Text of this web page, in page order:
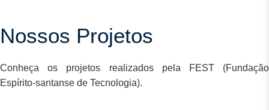
Nossos Projetos
Conheça os projetos realizados pela FEST (Fundação
Espírito-santanse de Tecnologia).